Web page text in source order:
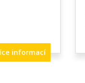
informací